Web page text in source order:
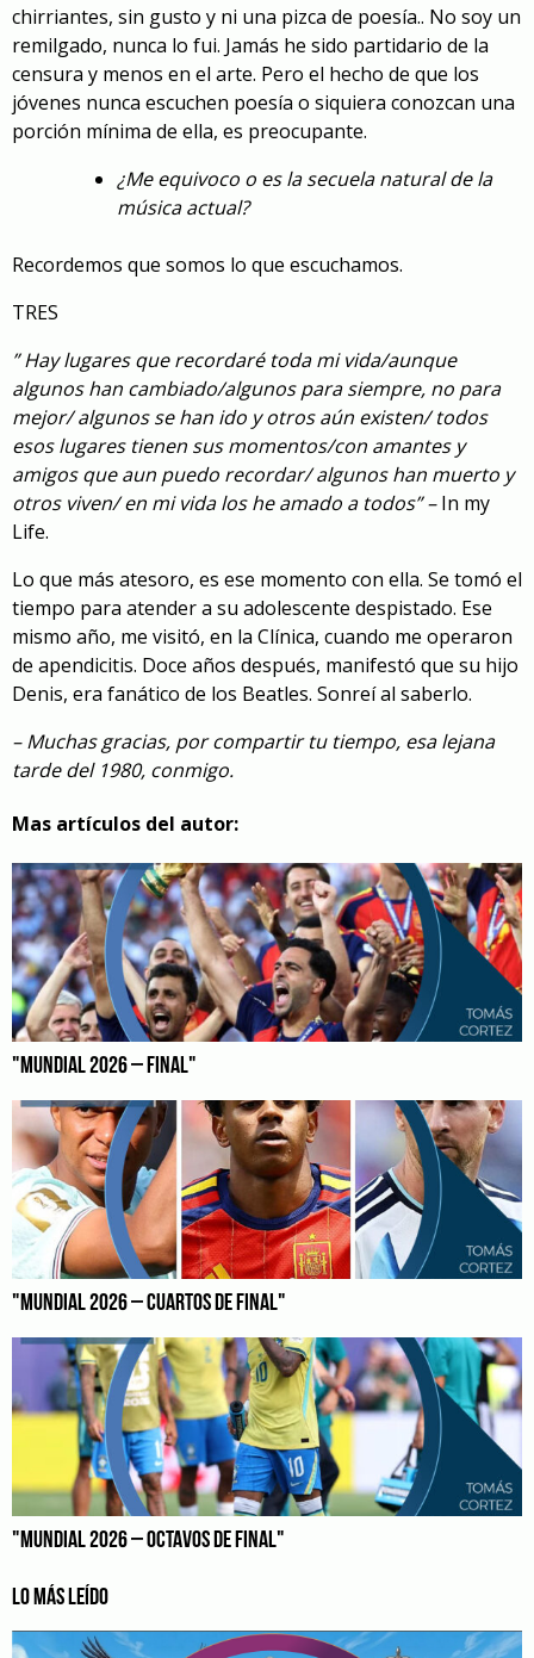
chirriantes, sin gusto y ni una pizca de poesía.. No soy un
remilgado, nunca lo fui. Jamás he sido partidario de la
censura y menos en el arte. Pero el hecho de que los
jóvenes nunca escuchen poesía o siquiera conozcan una
porción mínima de ella, es preocupante.
¿Me equivoco o es la secuela natural de la
música actual?
Recordemos que somos lo que escuchamos.
TRES
” Hay lugares que recordaré toda mi vida/aunque
algunos han cambiado/algunos para siempre, no para
mejor/ algunos se han ido y otros aún existen/ todos
esos lugares tienen sus momentos/con amantes y
amigos que aun puedo recordar/ algunos han muerto y
otros viven/ en mi vida los he amado a todos” –In my
Life.
Lo que más atesoro, es ese momento con ella. Se tomó el
tiempo para atender a su adolescente despistado. Ese
mismo año, me visitó, en la Clínica, cuando me operaron
de apendicitis. Doce años después, manifestó que su hijo
Denis, era fanático de los Beatles. Sonreí al saberlo.
– Muchas gracias, por compartir tu tiempo, esa lejana
tarde del 1980, conmigo.
Mas artículos del autor:
"MUNDIAL 2026 – FINAL"
"MUNDIAL 2026 – CUARTOS DE FINAL"
"MUNDIAL 2026 – OCTAVOS DE FINAL"
LO MÁS LEÍDO